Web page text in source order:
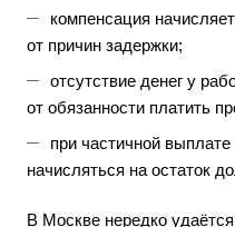
компенсация
от причин задержки;
отсутствие денег у
от обязанности платить
при частичной
начисляться на остаток
В Москве нередко